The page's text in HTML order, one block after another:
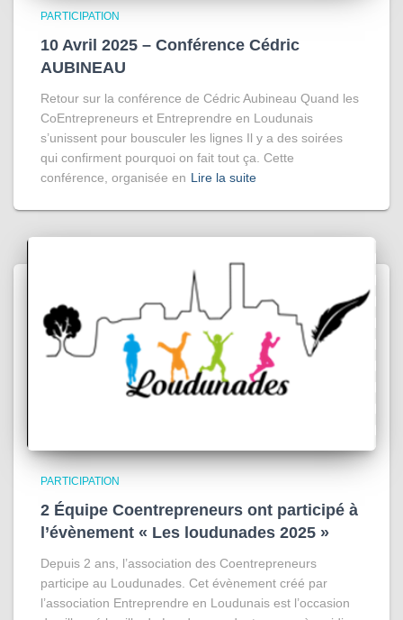
PARTICIPATION
10 Avril 2025 – Conférence Cédric
AUBINEAU
Retour sur la conférence de Cédric Aubineau Quand les
CoEntrepreneurs et Entreprendre en Loudunais
s’unissent pour bousculer les lignes Il y a des soirées
qui confirment pourquoi on fait tout ça. Cette
conférence, organisée en Lire la suite
PARTICIPATION
2 Équipe Coentrepreneurs ont participé à
l’évènement « Les loudunades 2025 »
Depuis 2 ans, l’association des Coentrepreneurs
participe au Loudunades. Cet évènement créé par
l’association Entreprendre en Loudunais est l’occasion